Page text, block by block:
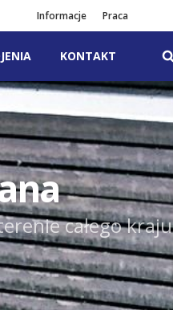
Informacje Praca
KONTAKT
całego kraju